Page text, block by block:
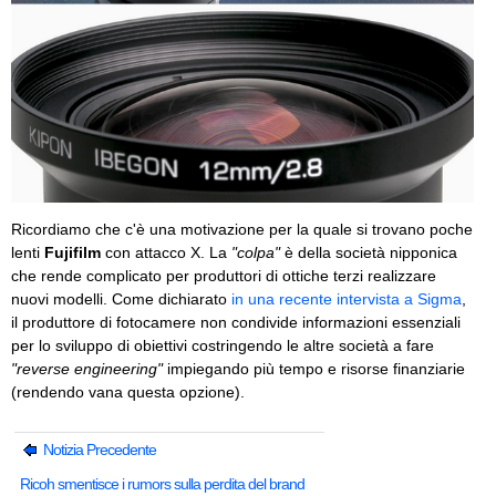
Ricordiamo che c'è una motivazione per la quale si trovano poche
lenti Fujifilm con attacco X. La "colpa"è della società nipponica
che rende complicato per produttori di ottiche terzi realizzare
nuovi modelli. Come dichiarato in una recente intervista a Sigma
il produttore di fotocamere non condivide informazioni essenziali
per lo sviluppo di obiettivi costringendo le altre società a fare
"reverse engineering" impiegando più tempo e risorse finanziarie
(rendendo vana questa opzione).
Notizia Precedente
Ricoh smentisce i rumors sulla perdita del brand